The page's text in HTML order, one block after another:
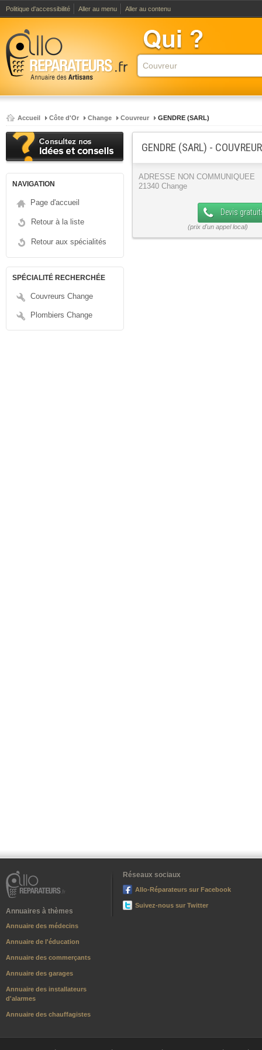
Politique d'accessibilité Aller au menu Aller au contenu
Accueil Côte d'Or Change Couvreur GENDRE (SARL)
NAVIGATION
Page d'accueil
Retour à la liste
Retour aux spécialités
SPÉCIALITÉ RECHERCHÉE
Couvreurs Change
Plombiers Change
GENDRE (SARL) -
ADRESSE NON COMMUNIQUEE
21340 Change
Devis
Annuaires à thèmes
Annuaire des médecins
Annuaire de l'éducation
Annuaire des commerçants
Annuaire des garages
Annuaire des installateurs
d'alarmes
Annuaire des chauffagistes
Réseaux sociaux
Allo-Réparateurs sur Facebook
Suivez-nous sur Twitter